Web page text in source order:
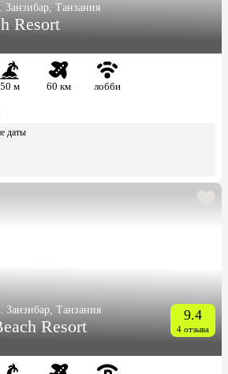
Танзания
Resort
50 м 60 км лобби
даты
Танзания
Resort
9.4
4 отзыва